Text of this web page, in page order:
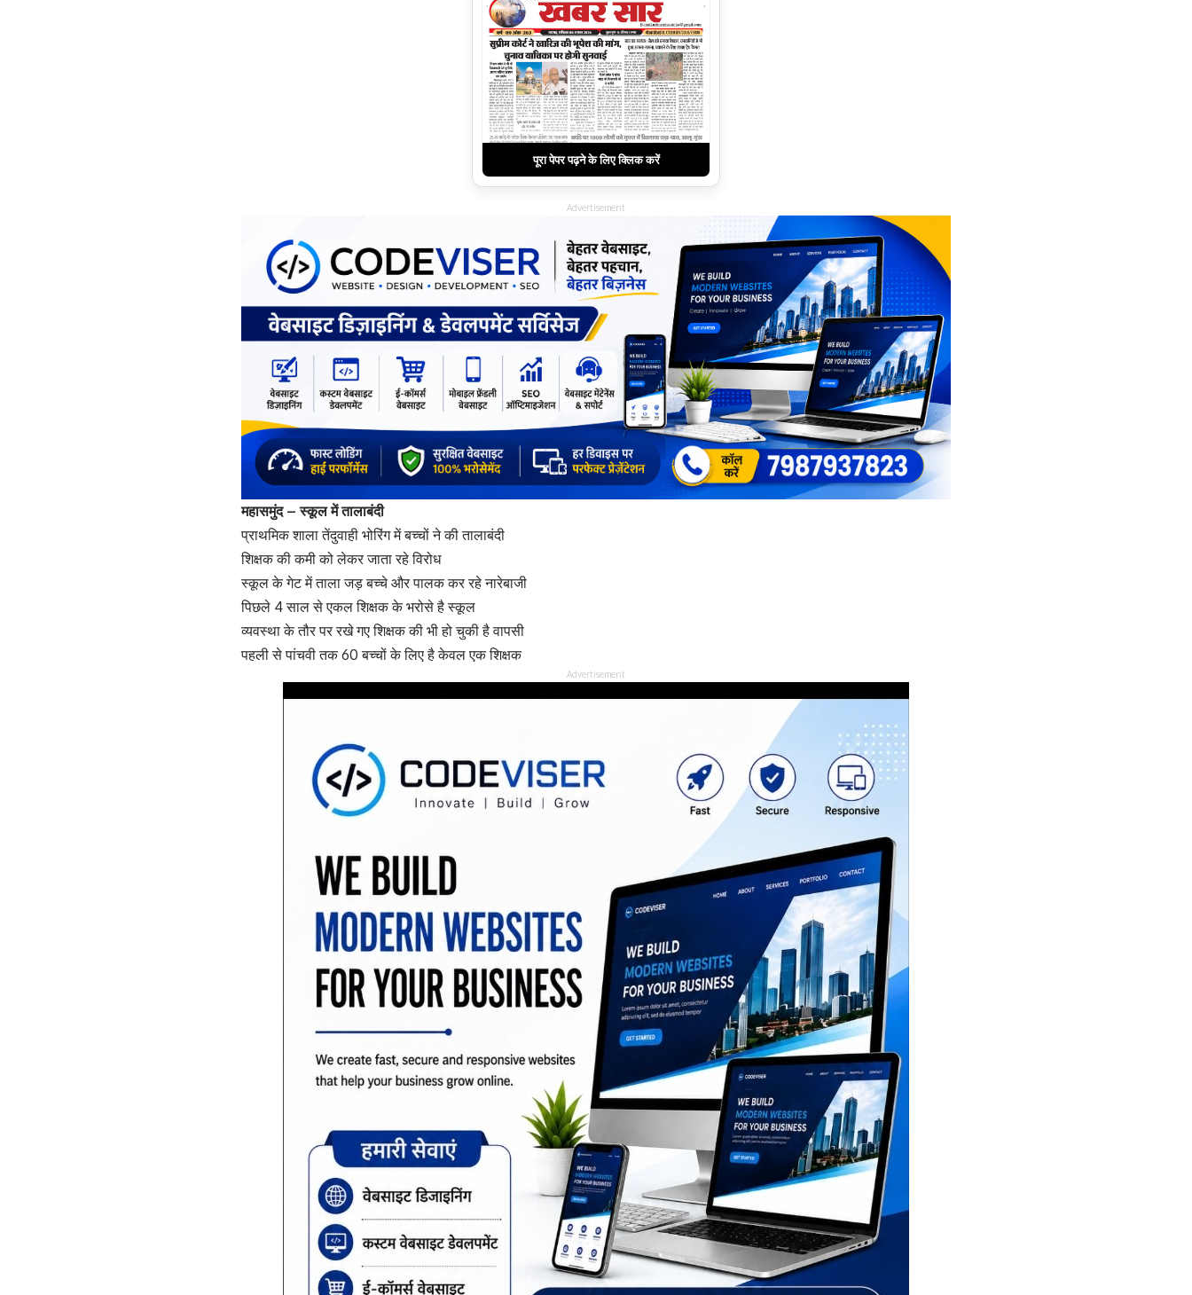
पूरा पेपर पढ़ने के लिए क्लिक करें
Advertisement
महासमुंद – स्कूल में तालाबंदी
प्राथमिक शाला तेंदुवाही भोरिंग में बच्चों ने की तालाबंदी
शिक्षक की कमी को लेकर जाता रहे विरोध
स्कूल के गेट में ताला जड़ बच्चे और पालक कर रहे नारेबाजी
पिछले 4 साल से एकल शिक्षक के भरोसे है स्कूल
व्यवस्था के तौर पर रखे गए शिक्षक की भी हो चुकी है वापसी
पहली से पांचवी तक 60 बच्चों के लिए है केवल एक शिक्षक
Advertisement